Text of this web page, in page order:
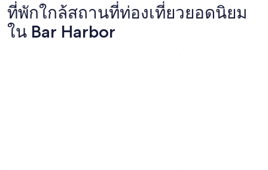
สำหรับ
คืน
นี้,
Bar
Harbor
สำหรับ
ที่พัก
ใน
Bar
ที่พักใกล้สถานที่ท่องเที่ยวยอดนิยม
ใน Bar Harbor